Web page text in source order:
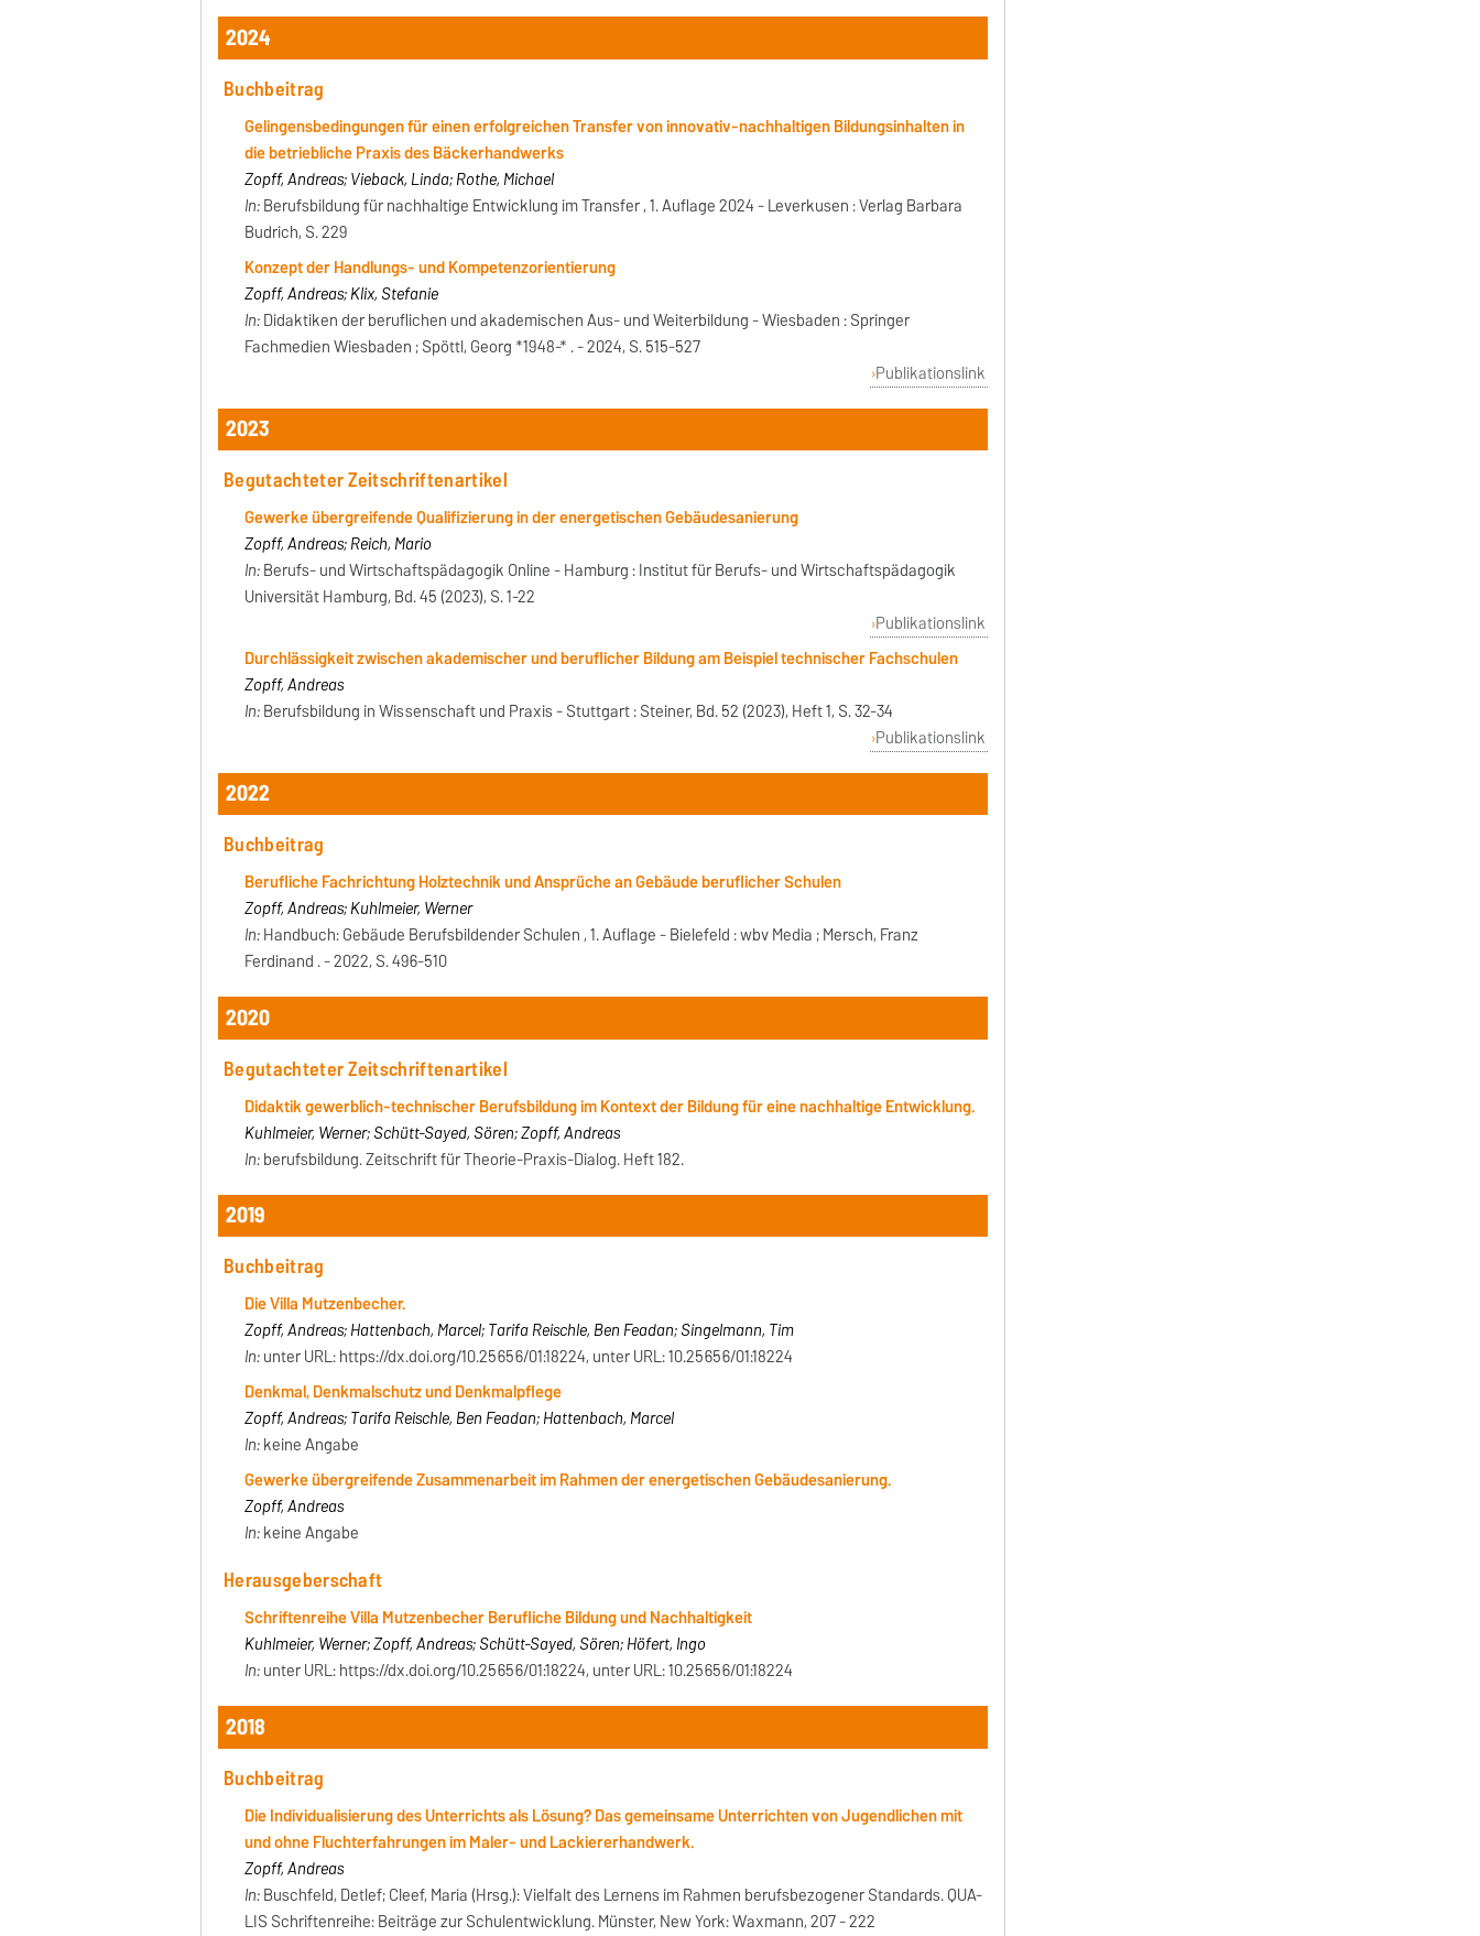
2024
Buchbeitrag
Gelingensbedingungen für einen erfolgreichen Transfer von innovativ-nachhaltigen Bildungsinhalten in
die betriebliche Praxis des Bäckerhandwerks
Zopff, Andreas; Vieback, Linda; Rothe, Michael
In:Berufsbildung für nachhaltige Entwicklung im Transfer , 1. Auflage 2024 - Leverkusen : Verlag Barbara
Budrich, S. 229
Konzept der Handlungs- und Kompetenzorientierung
Zopff, Andreas; Klix, Stefanie
In:Didaktiken der beruflichen und akademischen Aus- und Weiterbildung - Wiesbaden : Springer
Fachmedien Wiesbaden ; Spöttl, Georg *1948-* . - 2024, S. 515-527
Publikationslink
2023
Begutachteter Zeitschriftenartikel
Gewerke übergreifende Qualifizierung in der energetischen Gebäudesanierung
Zopff, Andreas; Reich, Mario
In:Berufs- und Wirtschaftspädagogik Online - Hamburg : Institut für Berufs- und Wirtschaftspädagogik
Universität Hamburg, Bd. 45 (2023), S. 1-22
Publikationslink
Durchlässigkeit zwischen akademischer und beruflicher Bildung am Beispiel technischer Fachschulen
Zopff, Andreas
In:Berufsbildung in Wissenschaft und Praxis - Stuttgart : Steiner, Bd. 52 (2023), Heft 1, S. 32-34
Publikationslink
2022
Buchbeitrag
Berufliche Fachrichtung Holztechnik und Ansprüche an Gebäude beruflicher Schulen
Zopff, Andreas; Kuhlmeier, Werner
In:Handbuch: Gebäude Berufsbildender Schulen , 1. Auflage - Bielefeld : wbv Media ; Mersch, Franz
Ferdinand . - 2022, S. 496-510
2020
Begutachteter Zeitschriftenartikel
Didaktik gewerblich-technischer Berufsbildung im Kontext der Bildung für eine nachhaltige Entwicklung.
Kuhlmeier, Werner; Schütt-Sayed, Sören; Zopff, Andreas
In:berufsbildung. Zeitschrift für Theorie-Praxis-Dialog. Heft 182.
2019
Buchbeitrag
Die Villa Mutzenbecher.
Zopff, Andreas; Hattenbach, Marcel; Tarifa Reischle, Ben Feadan; Singelmann, Tim
In:unter URL: https://dx.doi.org/10.25656/01:18224, unter URL: 10.25656/01:18224
Denkmal, Denkmalschutz und Denkmalpflege
Zopff, Andreas; Tarifa Reischle, Ben Feadan; Hattenbach, Marcel
In:keine Angabe
Gewerke übergreifende Zusammenarbeit im Rahmen der energetischen Gebäudesanierung.
Zopff, Andreas
In:keine Angabe
Herausgeberschaft
Schriftenreihe Villa Mutzenbecher Berufliche Bildung und Nachhaltigkeit
Kuhlmeier, Werner; Zopff, Andreas; Schütt-Sayed, Sören; Höfert, Ingo
In:unter URL: https://dx.doi.org/10.25656/01:18224, unter URL: 10.25656/01:18224
2018
Buchbeitrag
Die Individualisierung des Unterrichts als Lösung? Das gemeinsame Unterrichten von Jugendlichen mit
und ohne Fluchterfahrungen im Maler- und Lackiererhandwerk.
Zopff, Andreas
In:Buschfeld, Detlef; Cleef, Maria (Hrsg.): Vielfalt des Lernens im Rahmen berufsbezogener Standards. QUA-
LIS Schriftenreihe: Beiträge zur Schulentwicklung. Münster, New York: Waxmann, 207 - 222